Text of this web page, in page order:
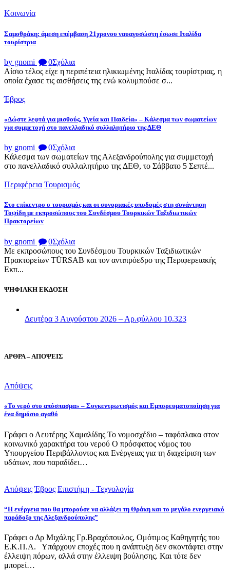
Κοινωνία
Σαμοθράκη: άμεση επέμβαση 21χρονου ναυαγοσώστη έσωσε Ιταλίδα
τουρίστρια
by gnomi 0Σχόλια
Αίσιο τέλος είχε η περιπέτεια ηλικιωμένης Ιταλίδας τουρίστριας, η
οποία έχασε τις αισθήσεις της ενώ κολυμπούσε σ...
Έβρος
«Δώστε λεφτά για μισθούς, Υγεία και Παιδεία» – Κάλεσμα των σωματείων
για συμμετοχή στο πανελλαδικό συλλαλητήριο της ΔΕΘ
by gnomi 0Σχόλια
Κάλεσμα των σωματείων της Αλεξανδρούπολης για συμμετοχή
στο πανελλαδικό συλλαλητήριο της ΔΕΘ, το Σάββατο 5 Σεπτέ...
Περιφέρεια Τουρισμός
Στο επίκεντρο ο τουρισμός και οι συνοριακές υποδομές στη συνάντηση
Τοψίδη με εκπροσώπους του Συνδέσμου Τουρκικών Ταξιδιωτικών
Πρακτορείων
by gnomi 0Σχόλια
Με εκπροσώπους του Συνδέσμου Τουρκικών Ταξιδιωτικών
Πρακτορείων TÜRSAB και τον αντιπρόεδρο της Περιφερειακής
Εκπ...
ΨΗΦΙΑΚΗ ΕΚΔΟΣΗ
Δευτέρα 3 Αυγούστου 2026 – Αρ.φύλλου 10.323
ΑΡΘΡΑ – ΑΠΟΨΕΙΣ
Απόψεις
«Το νερό στο απόσπασμα» – Συγκεντρωτισμός και Εμπορευματοποίηση για
ένα δημόσιο αγαθό
Γράφει ο Λευτέρης Χαμαλίδης Το νομοσχέδιο – ταφόπλακα στον
κοινωνικό χαρακτήρα του νερού Ο πρόσφατος νόμος του
Υπουργείου Περιβάλλοντος και Ενέργειας για τη διαχείριση των
υδάτων, που παραδίδει…
Απόψεις Έβρος Επιστήμη - Τεχνολογία
“Η ενέργεια που θα μπορούσε να αλλάξει τη Θράκη και το μεγάλο ενεργειακό
παράδοξο της Αλεξανδρούπολης”
Γράφει ο Δρ Μιχάλης Γρ.Βραχόπουλος, Ομότιμος Καθηγητής του
Ε.Κ.Π.Α. Υπάρχουν εποχές που η ανάπτυξη δεν σκοντάφτει στην
έλλειψη πόρων, αλλά στην έλλειψη βούλησης. Και τότε δεν
μπορεί…